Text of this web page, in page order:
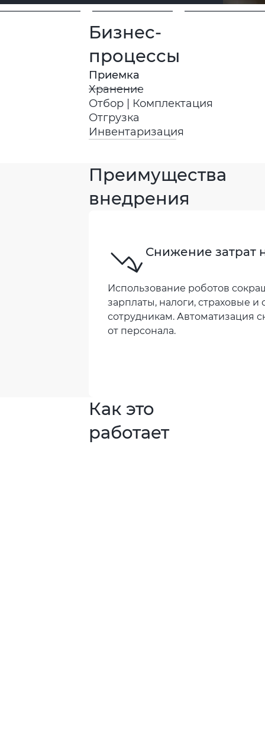
Бизнес-
процессы
Приемка
Хранение
Отбор | Комплектация
Отгрузка
Инвентаризация
Преимущества
внедрения
Снижение затрат
Использование роботов
зарплаты, налоги, страховые
сотрудникам. Автоматизация
от персонала.
Как это
работает